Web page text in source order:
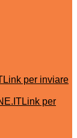
Link per inviare
Link per